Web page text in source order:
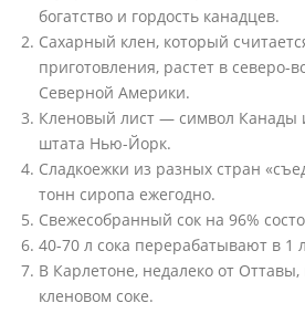
богатство и гордость канадцев.
Сахарный клен, который
приготовления, растет в северо-
Северной Америки.
Кленовый лист — символ Канады
штата Нью-Йорк.
Сладкоежки из разных стран
тонн сиропа ежегодно.
Свежесобранный сок на 96%
40-70 л сока перерабатывают в 1
В Карлетоне, недалеко от
кленовом соке.